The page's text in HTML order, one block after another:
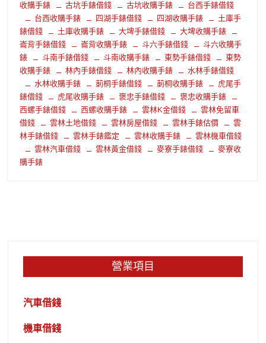
收購手錶
古坑手錶借錢 古坑收購手錶
台西手錶借錢
台西收購手錶
四湖手錶借錢 四湖收購手錶
土庫手
錶借錢
土庫收購手錶 大埤手錶借錢
大埤收購手錶
崙背手錶借錢
崙背收購手錶 斗六手錶借錢
斗六收購手
錶
斗南手錶借錢 斗南收購手錶 東勢手錶借錢
東勢
收購手錶
林內手錶借錢 林內收購手錶
水林手錶借錢
水林收購手錶
莿桐手錶借錢 莿桐收購手錶
虎尾手
錶借錢
虎尾收購手錶 褒忠手錶借錢
褒忠收購手錶
西螺手錶借錢
西螺收購手錶 雲林K金借錢
雲林免留車
借錢
雲林土地借錢 雲林房屋借錢 雲林手錶估價
雲
林手錶借錢
雲林手錶鑑定 雲林收購手錶
雲林機車借錢
雲林汽車借錢
雲林黃金借錢 麥寮手錶借錢
麥寮收
購手錶
營業項目
汽車借錢
機車借錢